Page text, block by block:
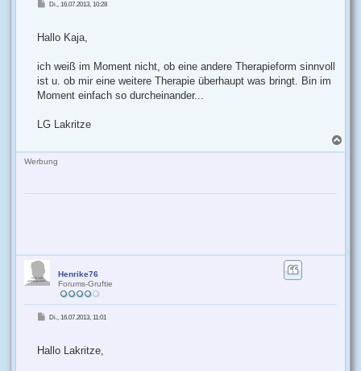
e
a
g
Di., 16.07.2013, 10:28
Hallo Kaja,
ich weiß im Moment nicht, ob eine andere Therapieform sinnvoll
ist u. ob mir eine weitere Therapie überhaupt was bringt. Bin im
Moment einfach so durcheinander...
LG Lakritze
Werbung
Henrike76
Forums-Gruftie
e
a
g
Di., 16.07.2013, 11:01
Hallo Lakritze,